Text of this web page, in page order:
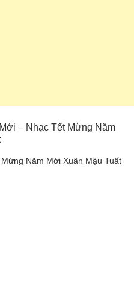
– Nhạc Tết Mừng Năm
Năm Mới Xuân Mậu Tuất